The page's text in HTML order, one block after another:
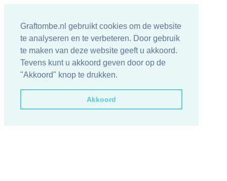
Graftombe.nl gebruikt cookies om de website
te analyseren en te verbeteren. Door gebruik
te maken van deze website geeft u akkoord.
Tevens kunt u akkoord geven door op de
"Akkoord" knop te drukken.
Akkoord